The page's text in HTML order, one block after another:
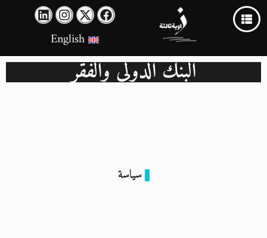
English
البنك الدولي والفقر
سياسة